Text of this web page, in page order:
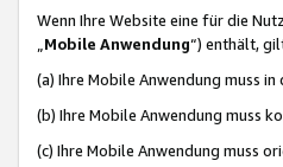
Wenn Ihre Website eine für die
„Mobile Anwendung“) enthält,
(a) Ihre Mobile Anwendung muss
(b) Ihre Mobile Anwendung muss
(c) Ihre Mobile Anwendung muss